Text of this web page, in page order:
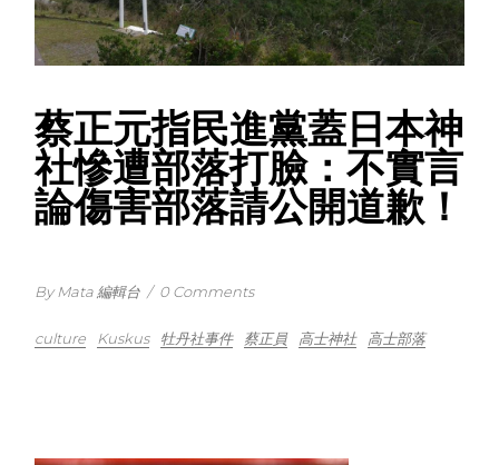
蔡正元指民進黨蓋日本神
社慘遭部落打臉：不實言
論傷害部落請公開道歉！
By Mata 編輯台 / 0 Comments
culture Kuskus 牡丹社事件 蔡正員 高士神社 高士部落